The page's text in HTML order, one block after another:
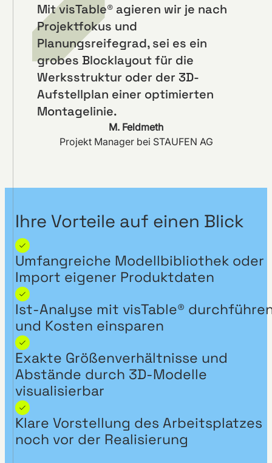
Mit visTable® agieren wir je nach
Projektfokus und
Planungsreifegrad, sei es ein
grobes Blocklayout für die
Werksstruktur oder der 3D-
Aufstellplan einer optimierten
Montagelinie.
M. Feldmeth
Projekt Manager bei STAUFEN AG
Ihre Vorteile auf einen Blick
Umfangreiche Modellbibliothek oder
Import eigener Produktdaten
Ist-Analyse mit visTable®
und Kosten einsparen
Exakte Größenverhältnisse und
Abstände durch 3D-Modelle
visualisierbar
Klare Vorstellung des Arbeitsplatzes
noch vor der Realisierung